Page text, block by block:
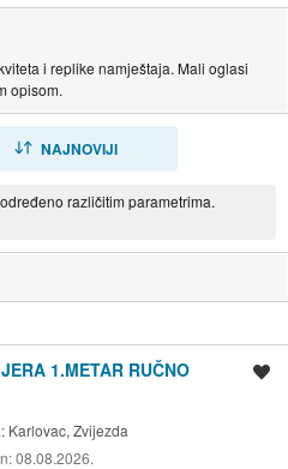
i replike namještaja. Mali oglasi
opisom.
NAJNOVIJI
različitim parametrima.
1.METAR RUČNO
Karlovac, Zvijezda
08.08.2026.